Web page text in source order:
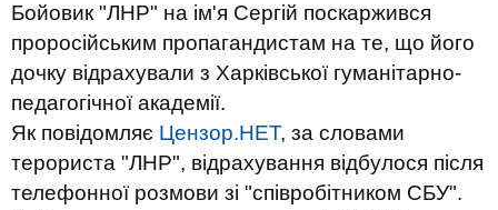
Бойовик "ЛНР" на ім'я Сергій поскаржився
проросійським пропагандистам на те, що його
дочку відрахували з Харківської гуманітарно-
педагогічної академії.
Як повідомляє Цензор.НЕТ, за словами
терориста "ЛНР", відрахування відбулося після
телефонної розмови зі "співробітником СБУ".